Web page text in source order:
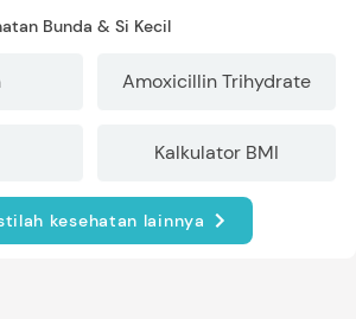
Bunda & Si Kecil
Amoxicillin Trihydrate
Kalkulator BMI
kesehatan lainnya